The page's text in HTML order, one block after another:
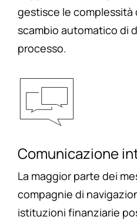
gestisce le complessità
scambio automatico di
processo.
Comunicazione
La maggior parte dei
compagnie di
istituzioni finanziarie